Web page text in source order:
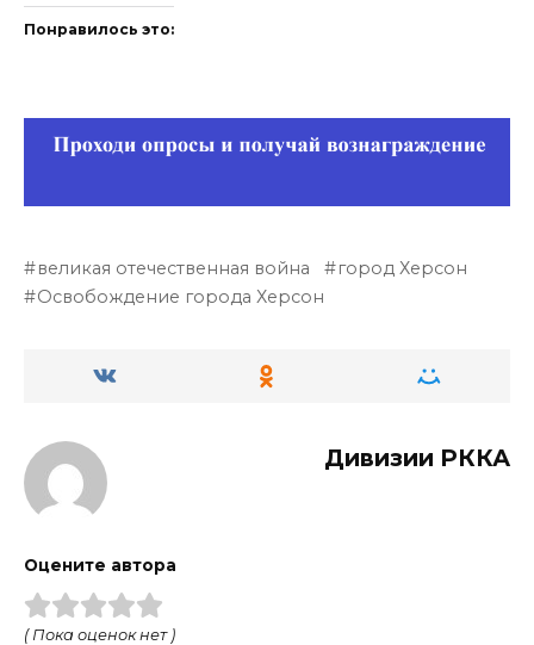
Понравилось это:
великая отечественная война
город Херсон
Освобождение города Херсон
Дивизии РККА
Оцените автора
( Пока оценок нет )